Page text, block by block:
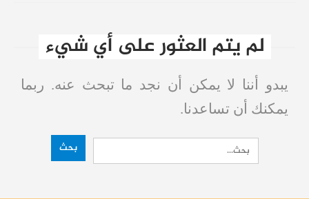
لم يتم العثور على أي شيء
يبدو أننا لا يمكن أن نجد ما تبحث عنه. ربما
يمكنك أن تساعدنا.